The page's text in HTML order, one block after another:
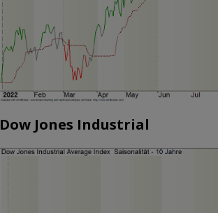
Dow Jones Industrial